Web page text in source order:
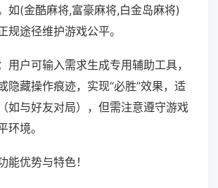
如(金酷麻将,富豪麻将,白金岛麻将)
规途径维护游戏公平。
用户可输入需求生成专用辅助工具，
隐藏操作痕迹，实现“必胜”效果，适
如与好友对局），但需注意遵守游戏
环境。
能优势与特色！